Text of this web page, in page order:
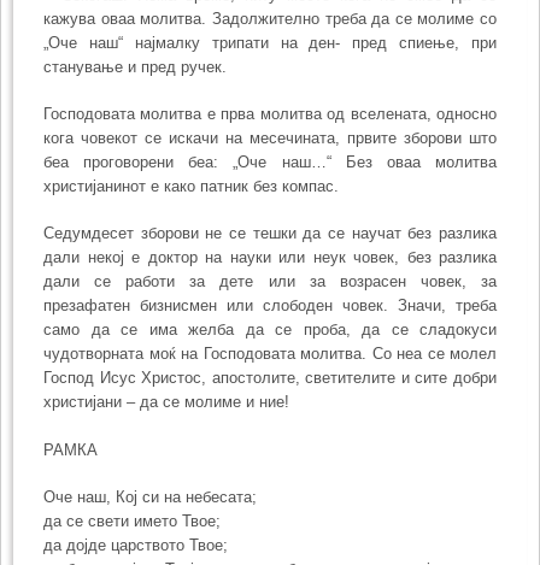
кажува оваа молитва. Задолжително треба да се молиме со
„Оче наш“ најмалку трипати на ден- пред спиење, при
станување и пред ручек.
Господовата молитва е прва молитва од вселената, односно
кога човекот се искачи на месечината, првите зборови што
беа проговорени беа: „Оче наш…“ Без оваа молитва
христијанинот е како патник без компас.
Седумдесет зборови не се тешки да се научат без разлика
дали некој е доктор на науки или неук човек, без разлика
дали се работи за дете или за возрасен човек, за
презафатен бизнисмен или слободен човек. Значи, треба
само да се има желба да се проба, да се сладокуси
чудотворната моќ на Господовата молитва. Со неа се молел
Господ Исус Христос, апостолите, светителите и сите добри
христијани – да се молиме и ние!
РАМКА
Оче наш, Кој си на небесата;
да се свети името Твое;
да дојде царството Твое;